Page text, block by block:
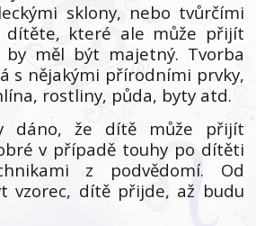
sklony, nebo tvůrčími
dítěte, které ale může přijít
by měl být majetný. Tvorba
s nějakými přírodními prvky,
rostliny, půda, byty atd.
dáno, že dítě může přijít
v případě touhy po dítěti
z podvědomí. Od
vzorec, dítě přijde, až budu